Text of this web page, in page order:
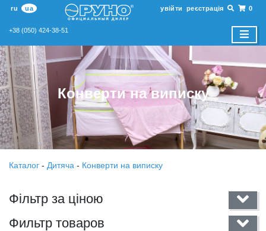
ru ua увійти реєстрація 0
+38 (050) 424-38-51
Конверти на виписку
Каталог - Дитяча - Конверти на виписку
Фільтр за ціною
Фильтр товаров